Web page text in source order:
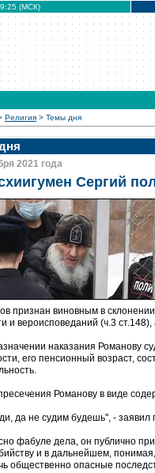
(МСК)
Религия > Темы дня
2021 года
Сергий
признан виновным в
и вероисповеданий (ч.3
наказания Романову
его пенсионный возраст,
Романову в виде
да не судим будешь", - заявил
фабуле дела, он публично
и в дальнейшем,
общественно опасные